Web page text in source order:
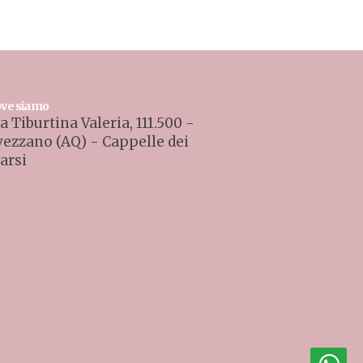
siamo
Tiburtina Valeria, 111.500 -
(AQ) - Cappelle dei